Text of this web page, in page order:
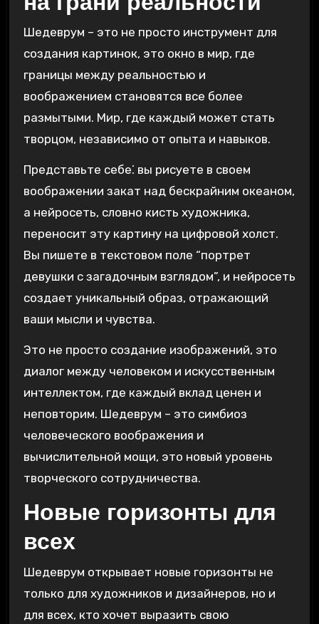
Шедеврум – это не просто инструмент для
создания картинок, это окно в мир, где
границы между реальностью и
воображением становятся все более
размытыми. Мир, где каждый может стать
творцом, независимо от опыта и навыков.
Представьте себе⁚ вы рисуете в своем
воображении закат над бескрайним океаном,
а нейросеть, словно кисть художника,
переносит эту картину на цифровой холст.
Вы пишете в текстовом поле “портрет
девушки с загадочным взглядом”, и нейросеть
создает уникальный образ, отражающий
ваши мысли и чувства.
Это не просто создание изображений, это
диалог между человеком и искусственным
интеллектом, где каждый вклад ценен и
неповторим. Шедеврум – это симбиоз
человеческого воображения и
вычислительной мощи, это новый уровень
творческого сотрудничества.
Новые горизонты для
всех
Шедеврум открывает новые горизонты не
только для художников и дизайнеров, но и
для всех, кто хочет выразить свою